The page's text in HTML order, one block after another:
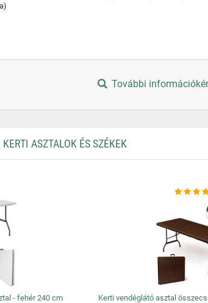
További
ASZTALOK ÉS SZÉKEK
- fehér 240 cm
Kerti vendéglátó asztal